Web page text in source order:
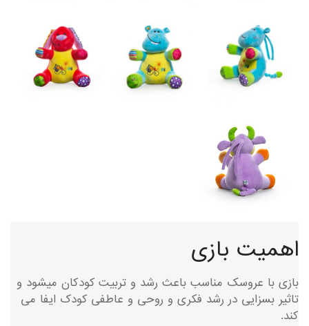
اهمیت بازی
بازی با عروسک مناسب باعث رشد و تربیت کودکان میشود و
تاثیر بسزایی در رشد فکری و روحی و عاطفی کودک ایفا می
کند.